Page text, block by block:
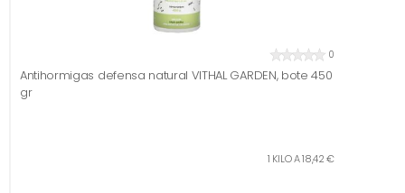
0
Antihormigas defensa natural VITHAL GARDEN, bote 450
gr
1 KILO A 18,42 €